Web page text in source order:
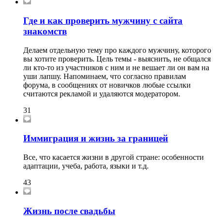
Где и как проверить мужчину с сайта
знакомств
Делаем отдельную тему про каждого мужчину, которого
вы хотите проверить. Цель темы - выяснить, не общался
ли кто-то из участников с ним и не вешает ли он вам на
уши лапшу. Напоминаем, что согласно правилам
форума, в сообщениях от новичков любые ссылки
считаются рекламой и удаляются модератором.
31
Иммиграция и жизнь за границей
Все, что касается жизни в другой стране: особенности
адаптации, учеба, работа, языки и т.д.
43
Жизнь после свадьбы